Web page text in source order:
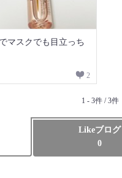
マスクでも目立っち
2
1 - 3件 / 3件
Likeブログ
0